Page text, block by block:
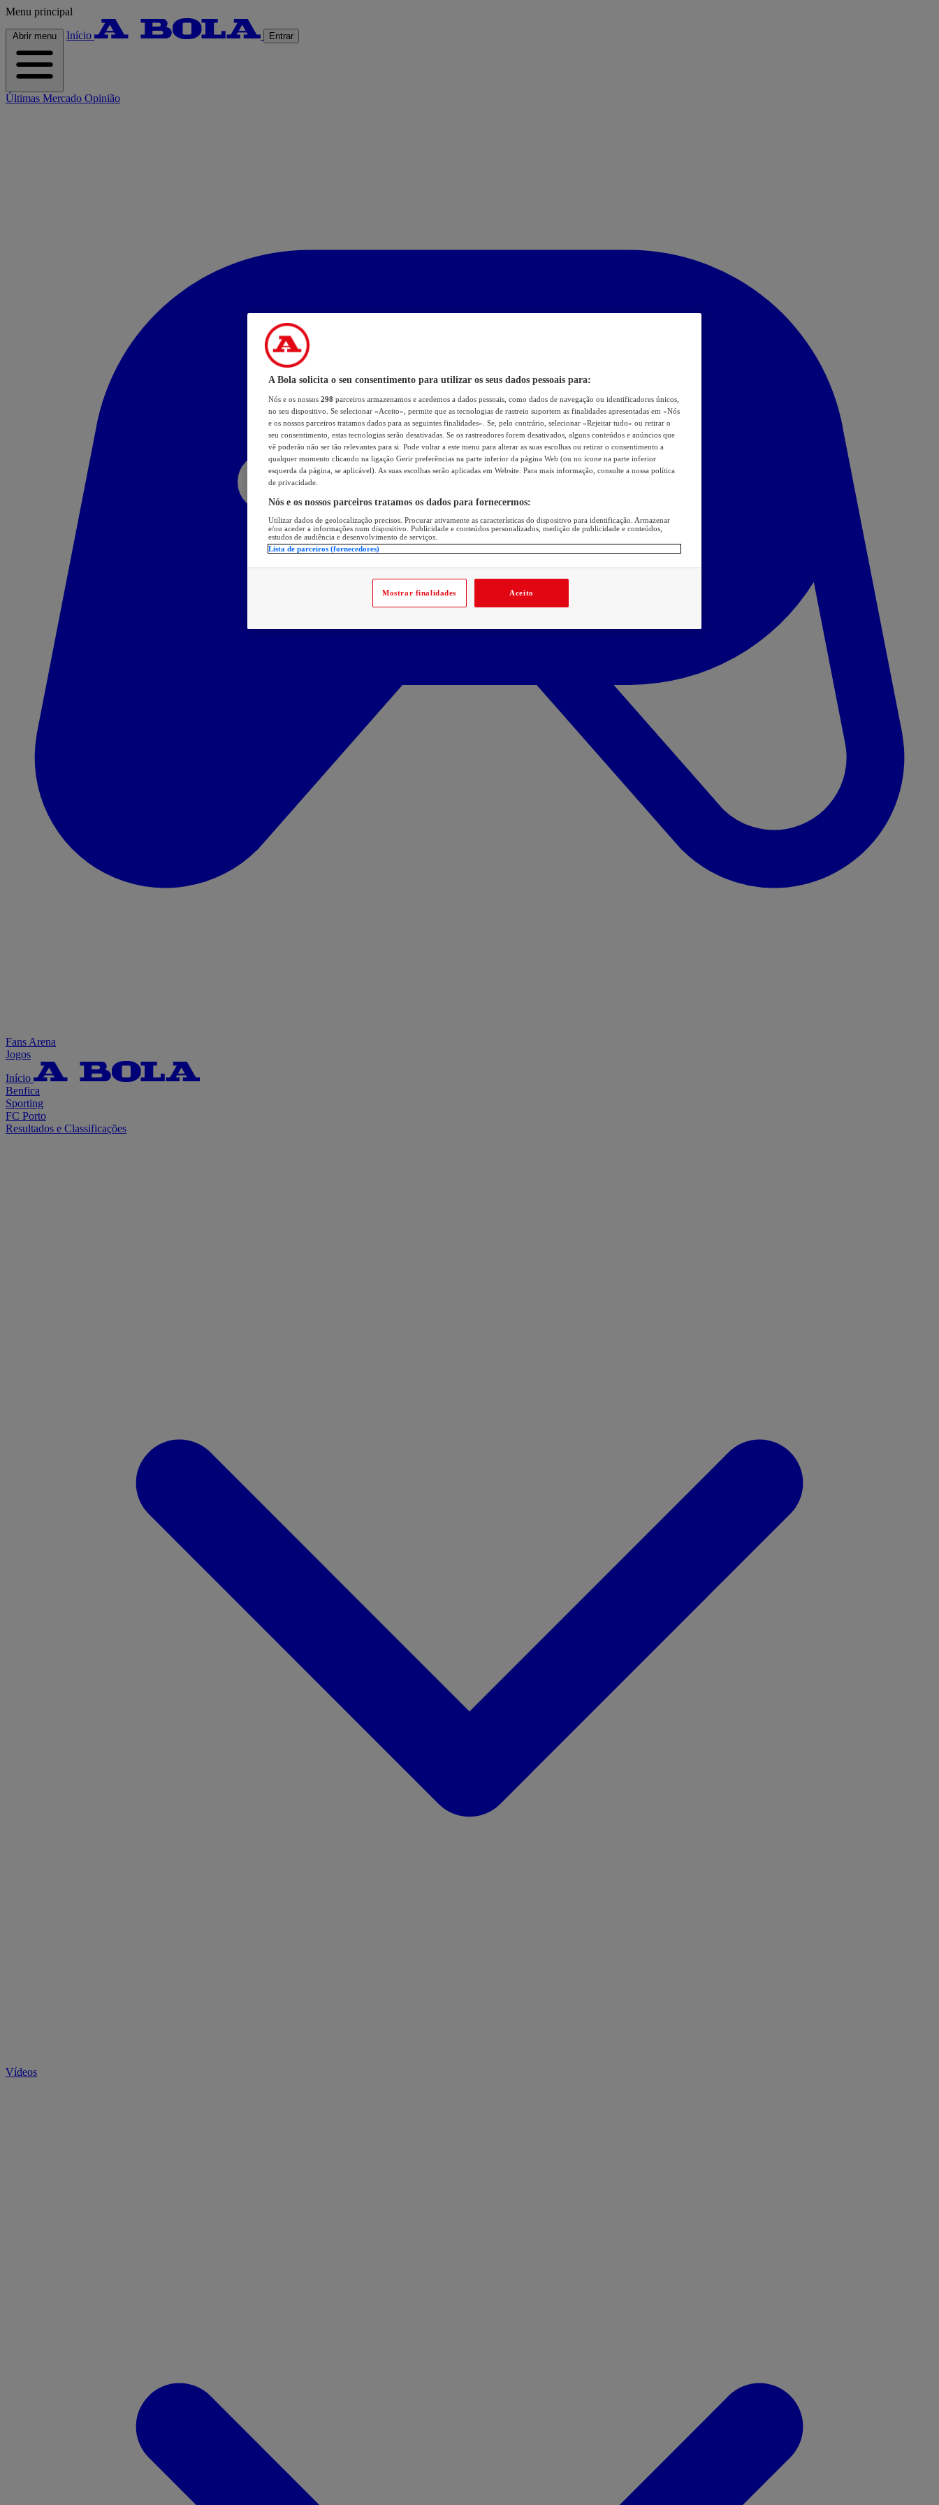
Menu principal
Abrir menu Início Entrar
Últimas Mercado Opinião
Fans Arena
Jogos
Início
Benfica
Sporting
FC Porto
Resultados e Classificações
Vídeos
A Bola solicita o seu consentimento para utilizar os seus dados pessoais para:
Nós e os nossos 298 parceiros armazenamos e acedemos a dados pessoais, como dados de navegação ou identificadores únicos,
no seu dispositivo. Se selecionar «Aceito», permite que as tecnologias de rastreio suportem as finalidades apresentadas em «Nós
e os nossos parceiros tratamos dados para as seguintes finalidades». Se, pelo contrário, selecionar «Rejeitar tudo» ou retirar o
seu consentimento, estas tecnologias serão desativadas. Se os rastreadores forem desativados, alguns conteúdos e anúncios que
vê poderão não ser tão relevantes para si. Pode voltar a este menu para alterar as suas escolhas ou retirar o consentimento a
qualquer momento clicando na ligação Gerir preferências na parte inferior da página Web (ou no ícone na parte inferior
esquerda da página, se aplicável). As suas escolhas serão aplicadas em Website. Para mais informação, consulte a nossa política
de privacidade.
Nós e os nossos parceiros tratamos os dados para fornecermos:
Utilizar dados de geolocalização precisos. Procurar ativamente as características do dispositivo para identificação. Armazenar
e/ou aceder a informações num dispositivo. Publicidade e conteúdos personalizados, medição de publicidade e conteúdos,
estudos de audiência e desenvolvimento de serviços.
Lista de parceiros (fornecedores)
Mostrar finalidades Aceito